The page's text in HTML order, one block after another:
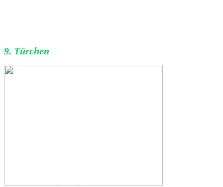
9. Türchen